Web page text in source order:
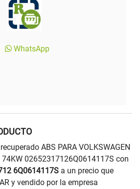
WhatsApp
ABS PARA VOLKSWAGEN
74KW 02652317126Q0614117S con
6Q0614117S a un precio que
y vendido por la empresa